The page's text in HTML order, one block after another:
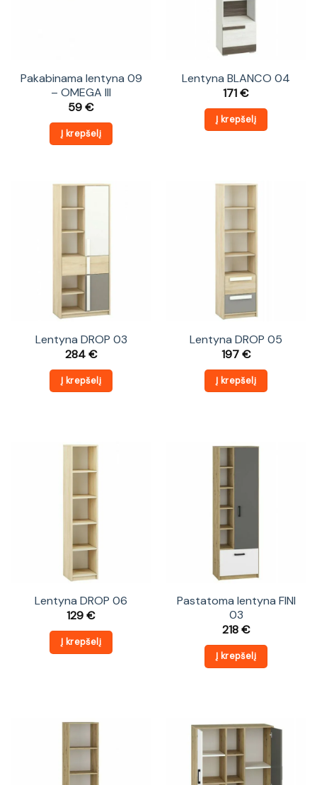
Pakabinama lentyna 09
– OMEGA III
59€
Į krepšelį
Lentyna BLANCO 04
171€
Į krepšelį
Lentyna DROP 03
284€
Į krepšelį
Lentyna DROP 05
197€
Į krepšelį
Lentyna DROP 06
129€
Į krepšelį
Pastatoma lentyna FINI
03
218€
Į krepšelį